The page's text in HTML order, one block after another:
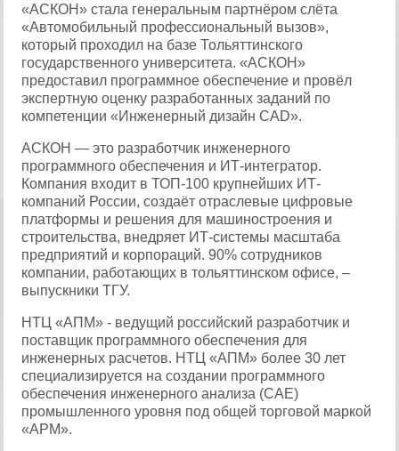
«АСКОН» стала генеральным партнёром слёта
«Автомобильный профессиональный вызов»,
который проходил на базе Тольяттинского
государственного университета. «АСКОН»
предоставил программное обеспечение и провёл
экспертную оценку разработанных заданий по
компетенции «Инженерный дизайн CAD».
АСКОН — это разработчик инженерного
программного обеспечения и ИТ-интегратор.
Компания входит в ТОП-100 крупнейших ИТ-
компаний России, создаёт отраслевые цифровые
платформы и решения для машиностроения и
строительства, внедряет ИТ-системы масштаба
предприятий и корпораций. 90% сотрудников
компании, работающих в тольяттинском офисе, –
выпускники ТГУ.
НТЦ «АПМ» - ведущий российский разработчик и
поставщик программного обеспечения для
инженерных расчетов. НТЦ «АПМ» более 30 лет
специализируется на создании программного
обеспечения инженерного анализа (CAE)
промышленного уровня под общей торговой маркой
«APM».